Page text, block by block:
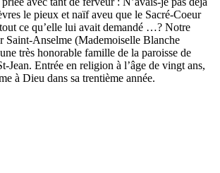
le pieux et naïf aveu que le Sacré-Coeur
ce qu’elle lui avait demandé …? Notre
Saint-Anselme (Mademoiselle Blanche
très honorable famille de la paroisse de
Jean. Entrée en religion à l’âge de vingt ans,
à Dieu dans sa trentième année.